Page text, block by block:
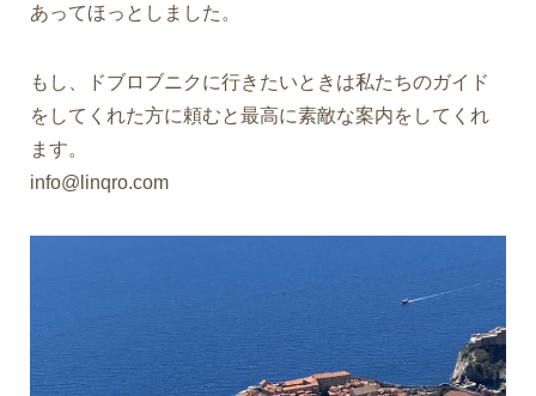
あってほっとしました。
もし、ドブロブニクに行きたいときは私たちのガイド
をしてくれた方に頼むと最高に素敵な案内をしてくれ
ます。
info@linqro.com